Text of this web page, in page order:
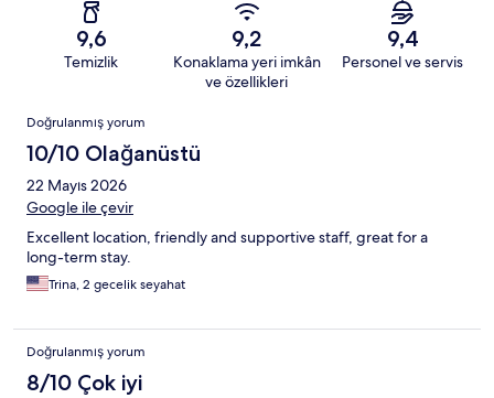
9,6
Temizlik
9,2
Konaklama yeri imkân
ve özellikleri
9,4
Personel ve servis
Yorumlar
Doğrulanmış yorum
10/10 Olağanüstü
22 Mayıs 2026
Google ile çevir
Excellent location, friendly and supportive staff, great for a
long-term stay.
Trina, 2 gecelik seyahat
Doğrulanmış yorum
8/10 Çok iyi